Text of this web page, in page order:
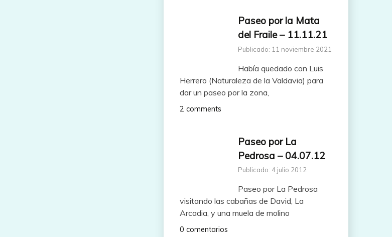
Paseo por la Mata
del Fraile – 11.11.21
Publicado: 11 noviembre 2021
Había quedado con Luis
Herrero (Naturaleza de la Valdavia) para
dar un paseo por la zona,
2 comments
Paseo por La
Pedrosa – 04.07.12
Publicado: 4 julio 2012
Paseo por La Pedrosa
visitando las cabañas de David, La
Arcadia, y una muela de molino
0 comentarios